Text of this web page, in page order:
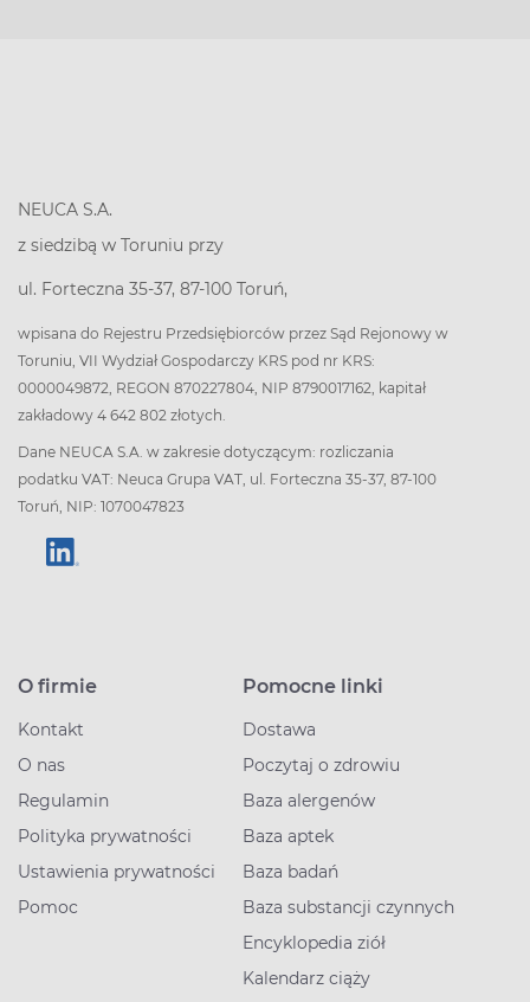
NEUCA S.A.
z siedzibą w Toruniu przy
ul. Forteczna 35-37, 87-100 Toruń,
wpisana do Rejestru Przedsiębiorców przez Sąd Rejonowy w
Toruniu, VII Wydział Gospodarczy KRS pod nr KRS:
0000049872, REGON 870227804, NIP 8790017162, kapitał
zakładowy 4 642 802 złotych.
Dane NEUCA S.A. w zakresie dotyczącym: rozliczania
podatku VAT: Neuca Grupa VAT, ul. Forteczna 35-37, 87-100
Toruń, NIP: 1070047823
O firmie
Kontakt
O nas
Regulamin
Polityka prywatności
Ustawienia prywatności
Pomoc
Pomocne linki
Dostawa
Poczytaj o zdrowiu
Baza alergenów
Baza aptek
Baza badań
Baza substancji czynnych
Encyklopedia ziół
Kalendarz ciąży